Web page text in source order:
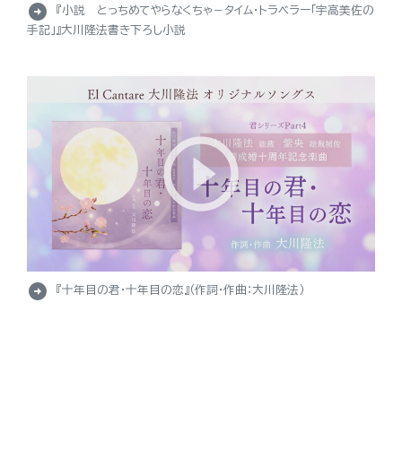
arrow_circle_right
『小説 とっちめてやらなくちゃ－タイム・トラベラー「宇高美佐の
手記」』大川隆法書き下ろし小説
arrow_circle_right 『十年目の君・十年目の恋』（作詞・作曲：大川隆法）